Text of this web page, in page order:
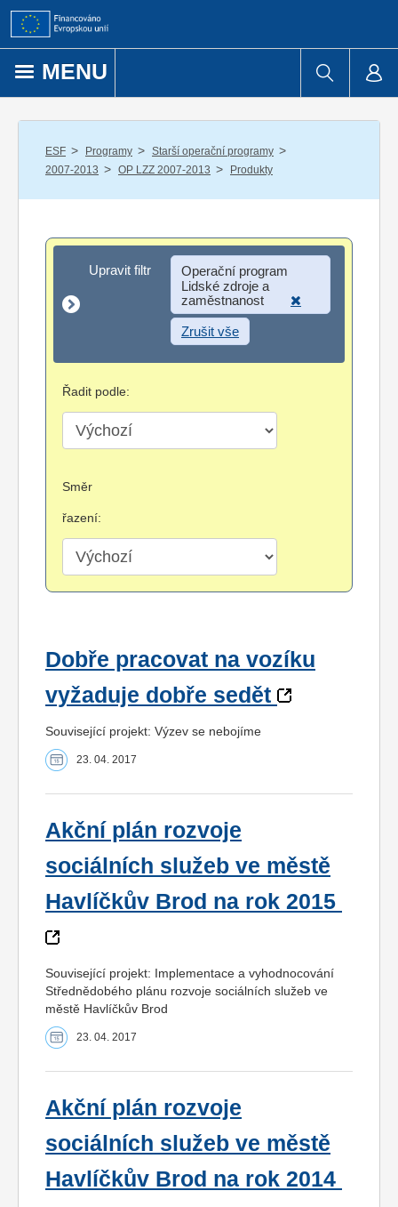
Přejít k obsahu
MENU
ESF / Programy / Starší operační programy /
2007-2013 / OP LZZ 2007-2013 / Produkty
Upravit filtr
Upravit filtr
Operační program
Lidské zdroje a
zaměstnanost
Zrušit vše
Řadit podle:
Směr
řazení:
Dobře pracovat na vozíku
vyžaduje dobře sedět
Související projekt: Výzev se nebojíme
23. 04. 2017
Akční plán rozvoje
sociálních služeb ve městě
Havlíčkův Brod na rok 2015
Související projekt: Implementace a vyhodnocování
Střednědobého plánu rozvoje sociálních služeb ve
městě Havlíčkův Brod
23. 04. 2017
Akční plán rozvoje
sociálních služeb ve městě
Havlíčkův Brod na rok 2014